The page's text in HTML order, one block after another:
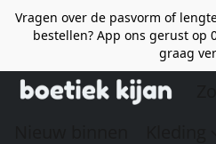
Vragen over de pasvorm of
bestellen? App ons gerust op
graag